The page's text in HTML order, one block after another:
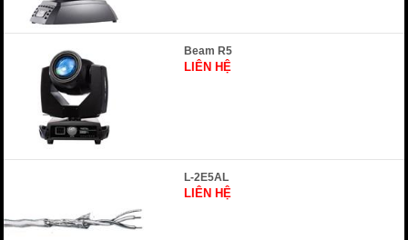
Beam R5
LIÊN HỆ
L-2E5AL
LIÊN HỆ